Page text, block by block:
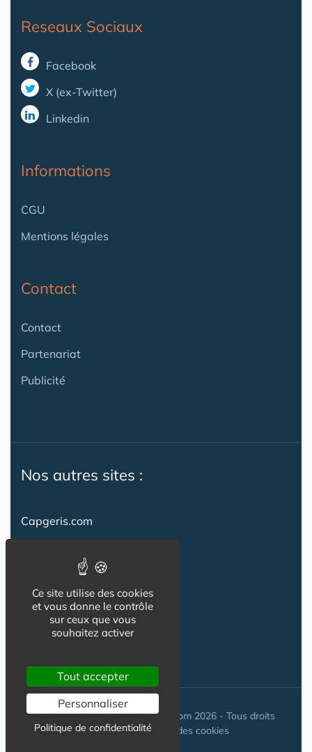
Reseaux Sociaux
Facebook
X (ex-Twitter)
Linkedin
Informations
CGU
Mentions légales
Contact
Contact
Partenariat
Publicité
Nos autres sites :
Capgeris.com
Emploi-formation-sante.com
Seniorissimmo.com
Creche-et-naissance.com
© Maisons-et-poles-de-sante.com 2026 - Tous droits
réservés. //Gestion des cookies
Ce site utilise des cookies
et vous donne le contrôle
sur ceux que vous
souhaitez activer
Tout accepter
Personnaliser
Politique de confidentialité